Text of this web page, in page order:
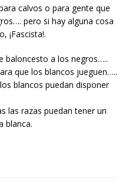
calvos o para gente que
pero si hay alguna cosa
¡Fascista!.
baloncesto a los negros…..
que los blancos jueguen…..
blancos puedan disponer
las razas puedan tener un
blanca.